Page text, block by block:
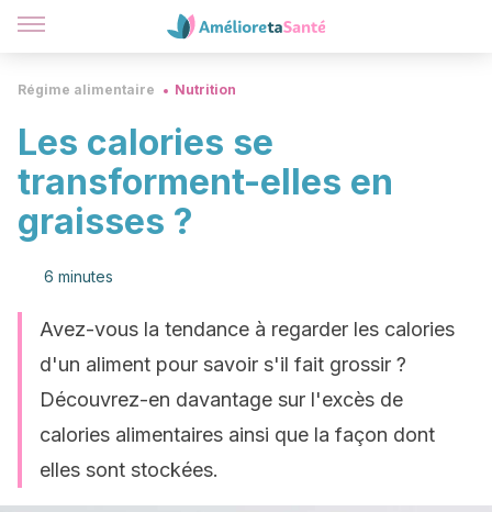
Régime alimentaire Nutrition
Les calories se
transforment-elles en
graisses ?
6 minutes
Avez-vous la tendance à regarder les calories
d'un aliment pour savoir s'il fait grossir ?
Découvrez-en davantage sur l'excès de
calories alimentaires ainsi que la façon dont
elles sont stockées.